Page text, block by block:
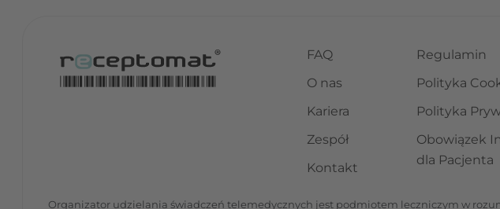
FAQ
O nas
Kariera
Zespół
Kontakt
Regulamin
Polityka
Polityka
Obowiązek
dla Pacjenta
Organizator udzielania świadczeń telemedycznych jest podmiotem leczniczym w